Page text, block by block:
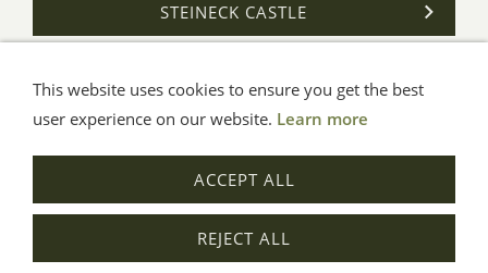
STEINECK CASTLE
General Terms Impressum Help
© Aue-Verlag GmbH, Möckmühl
Revocation
This website uses cookies to ensure you get the best
user experience on our website. Learn more
ACCEPT ALL
REJECT ALL